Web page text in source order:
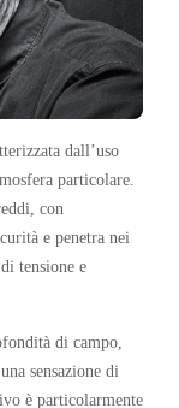
dall’uso
particolare.
con
e penetra nei
tensione e
di campo,
sensazione di
è particolarmente